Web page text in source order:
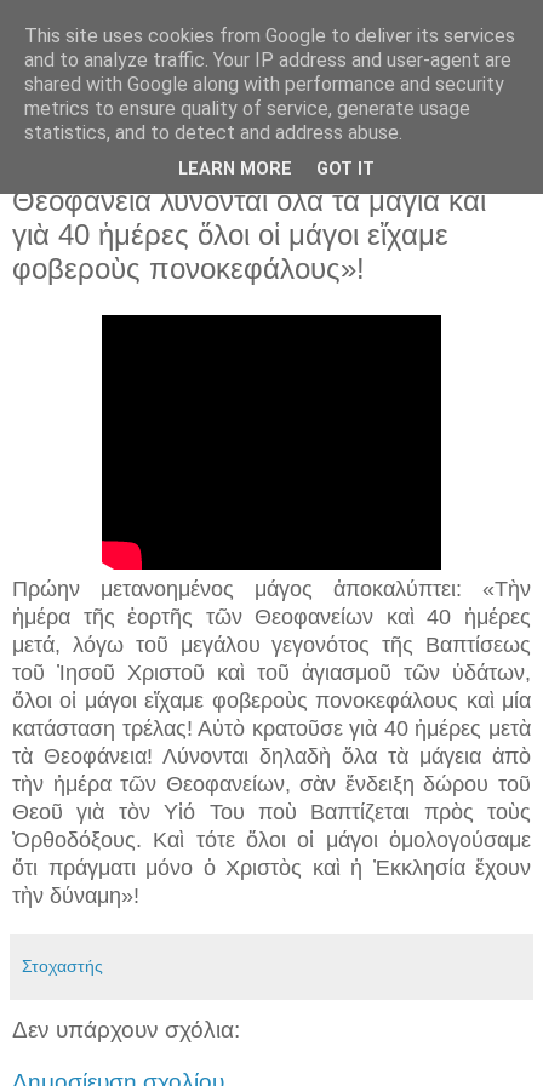
6 Ιαν 2022
Πρώην μάγος ἀποκαλύπτει: «Τὰ
Θεοφάνεια λύνονται ὅλα τὰ μάγια καὶ
γιὰ 40 ἡμέρες ὅλοι οἱ μάγοι εἴχαμε
φοβεροὺς πονοκεφάλους»!
Πρώην μετανοημένος μάγος ἀποκαλύπτει: «Τὴν
ἡμέρα τῆς ἑορτῆς τῶν Θεοφανείων καὶ 40 ἡμέρες
μετά, λόγω τοῦ μεγάλου γεγονότος τῆς Βαπτίσεως
τοῦ Ἰησοῦ Χριστοῦ καὶ τοῦ ἁγιασμοῦ τῶν ὑδάτων,
ὅλοι οἱ μάγοι εἴχαμε φοβεροὺς πονοκεφάλους καὶ μία
κατάσταση τρέλας! Αὐτὸ κρατοῦσε γιὰ 40 ἡμέρες μετὰ
τὰ Θεοφάνεια! Λύνονται δηλαδὴ ὅλα τὰ μάγεια ἀπὸ
τὴν ἡμέρα τῶν Θεοφανείων, σὰν ἔνδειξη δώρου τοῦ
Θεοῦ γιὰ τὸν Υἱό Του ποὺ Βαπτίζεται πρὸς τοὺς
Ὀρθοδόξους. Καὶ τότε ὅλοι οἱ μάγοι ὁμολογούσαμε
ὅτι πράγματι μόνο ὁ Χριστὸς καὶ ἡ Ἐκκλησία ἔχουν
τὴν δύναμη»!
Στοχαστής
Δεν υπάρχουν σχόλια:
This site uses cookies from Google to deliver its services
and to analyze traffic. Your IP address and user-agent are
shared with Google along with performance and security
metrics to ensure quality of service, generate usage
statistics, and to detect and address abuse.
LEARN MORE GOT IT